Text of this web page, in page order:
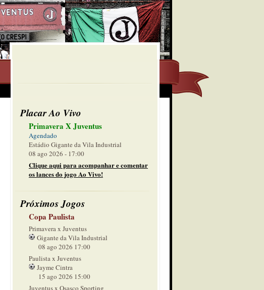
Placar Ao Vivo
Primavera X Juventus
Agendado
Estádio Gigante da Vila Industrial
08 ago 2026 - 17:00
Clique aqui para acompanhar e comentar
os lances do jogo Ao Vivo!
Próximos Jogos
Copa Paulista
Primavera x Juventus
Gigante da Vila Industrial
08 ago 2026 17:00
Paulista x Juventus
Jayme Cintra
15 ago 2026 15:00
Juventus x Osasco Sporting